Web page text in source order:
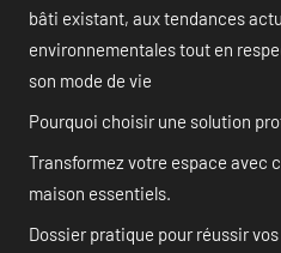
bâti existant, aux tendances
environnementales tout en
son mode de vie
Pourquoi choisir une solution
Transformez votre espace avec
maison essentiels.
Dossier pratique pour réussir